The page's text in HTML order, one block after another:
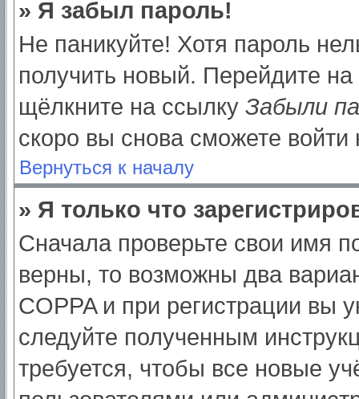
» Я забыл пароль!
Не паникуйте! Хотя пароль
получить новый. Перейдите
щёлкните на ссылку Забыли
скоро вы снова сможете
Вернуться к началу
» Я только что
Сначала проверьте свои имя
верны, то возможны два
COPPA и при регистрации вы
следуйте полученным
требуется, чтобы все новые